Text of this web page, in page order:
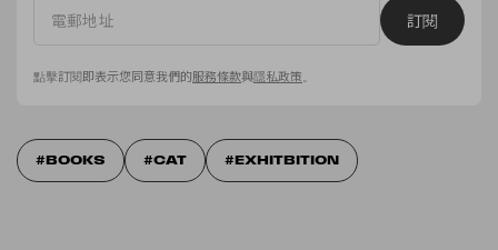
訂閱
點擊訂閱即表示您同意我們的服務條款與隱私政策
BOOKS CAT EXHITBITION